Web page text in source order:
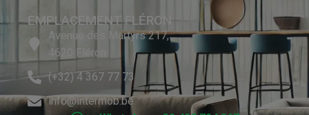
EMPLACEMENT FLÉRON
Avenue des Martyrs 217,
4620 Fléron
(+32) 4 367 77 73
info@intermob.be